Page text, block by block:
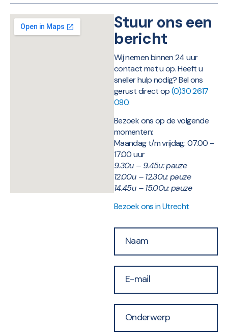
Stuur ons een
bericht
Wij nemen binnen 24 uur
contact met u op. Heeft u
sneller hulp nodig? Bel ons
gerust direct op(0)30 2617
080.
Bezoek ons op de volgende
momenten:
Maandag t/m vrijdag: 07.00 –
17.00 uur
9.30u – 9.45u: pauze
12.00u – 12.30u: pauze
14.45u – 15.00u: pauze
Bezoek ons in Utrecht